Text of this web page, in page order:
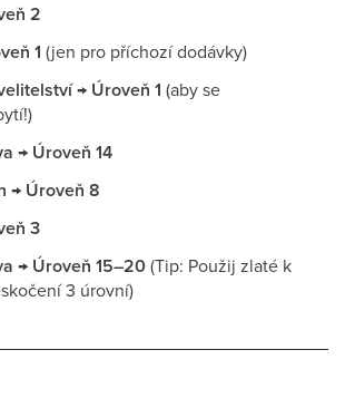
2
1 (jen pro příchozí dodávky)
→ Úroveň 1 (aby se
→ Úroveň 14
→ Úroveň 8
3
→ Úroveň 15–20(Tip: Použij zlaté k
3 úrovní)